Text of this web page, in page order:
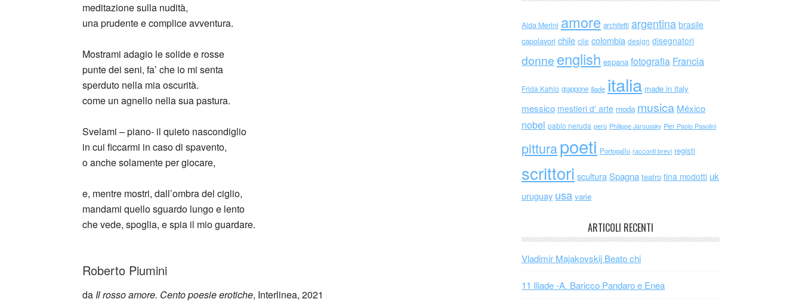
meditazione sulla nudità,
una prudente e complice avventura.
Mostrami adagio le solide e rosse
punte dei seni, fa’ che io mi senta
sperduto nella mia oscurità.
come un agnello nella sua pastura.
Svelami – piano- il quieto nascondiglio
in cui ficcarmi in caso di spavento,
o anche solamente per giocare,
e, mentre mostri, dall’ombra del ciglio,
mandami quello sguardo lungo e lento
che vede, spoglia, e spia il mio guardare.
Roberto Piumini
da Il rosso amore. Cento poesie erotiche, Interlinea, 2021
Alda Merini amore architetti argentina brasile
capolavori chile cile colombia design disegnatori
donne english espana fotografia Francia
Frida Kahlo giappone iliade italia made in italy
messico mestieri d' arte moda musica México
nobel pablo neruda perù Philippe Jaroussky Pier Paolo Pasolini
pitturapoeti Portogallo racconti brevi registi
scrittori scultura Spagna teatro tina modotti uk
uruguay usa varie
ARTICOLI RECENTI
Vladimir Majakovskij Beato chi
11 Iliade -A. Baricco Pandaro e Enea